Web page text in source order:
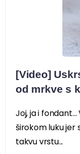
[Video]
od mrkve s
Joj, ja i
širokom luku
takvu vrstu...